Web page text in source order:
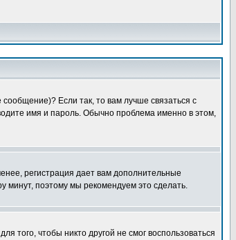
Если так, то вам лучше связаться с
имя и пароль. Обычно проблема именно в этом,
регистрация дает вам дополнительные
минут, поэтому мы рекомендуем это сделать.
того, чтобы никто другой не смог воспользоваться